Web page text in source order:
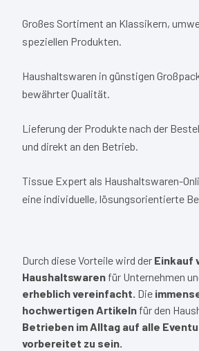
Großes Sortiment an Klassikern,
speziellen Produkten.
Haushaltswaren in günstigen
bewährter Qualität.
Lieferung der Produkte nach der
und direkt an den Betrieb.
Tissue Expert als Haushaltswaren-
eine individuelle, lösungsorientierte
Durch diese Vorteile wird der Einkauf
Haushaltswaren für Unternehmen
erheblich vereinfacht. Die
hochwertigen Artikeln für den
Betrieben im Alltag auf alle
vorbereitet zu sein.